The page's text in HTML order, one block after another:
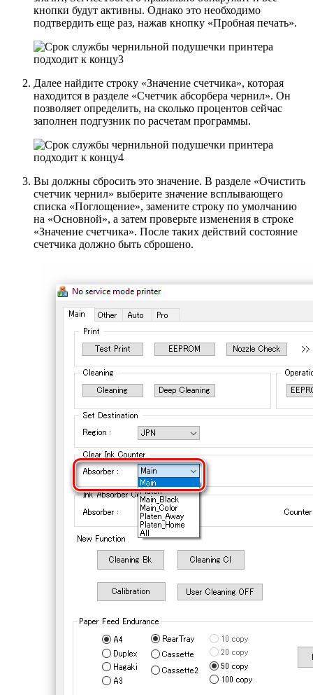
кнопки будут активны. Однако это необходимо
подтвердить еще раз, нажав кнопку «Пробная печать».
Далее найдите строку «Значение счетчика», которая
находится в разделе «Счетчик абсорбера чернил». Он
позволяет определить, на сколько процентов сейчас
заполнен подгузник по расчетам программы.
Вы должны сбросить это значение. В разделе «Очистить
счетчик чернил» выберите значение всплывающего
списка «Поглощение», замените строку по умолчанию
на «Основной», а затем проверьте изменения в строке
«Значение счетчика». После таких действий состояние
счетчика должно быть сброшено.